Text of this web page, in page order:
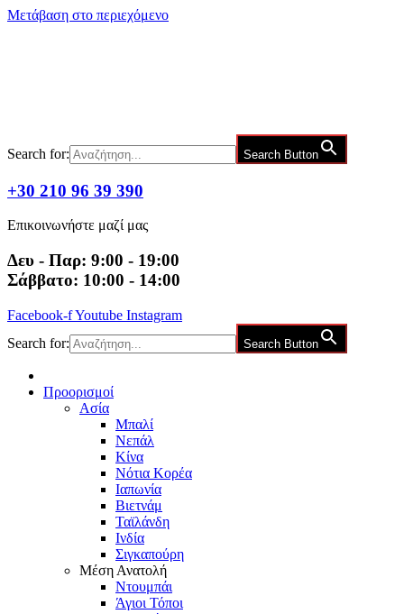
Μετάβαση στο περιεχόμενο
Search for: Search Button
+30 210 96 39 390
Επικοινωνήστε μαζί μας
Δευ - Παρ: 9:00 - 19:00
Σάββατο: 10:00 - 14:00
Facebook-fYoutube Instagram
Search for:
Search Button
Προορισμοί
Ασία
Μπαλί
Νεπάλ
Κίνα
Νότια Κορέα
Ιαπωνία
Βιετνάμ
Ταϊλάνδη
Ινδία
Σιγκαπούρη
Μέση Ανατολή
Ντουμπάι
Άγιοι Τόποι